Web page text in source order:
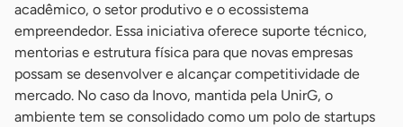
acadêmico, o setor produtivo e o ecossistema
empreendedor. Essa iniciativa oferece suporte técnico,
mentorias e estrutura física para que novas empresas
possam se desenvolver e alcançar competitividade de
mercado. No caso da Inovo, mantida pela UnirG, o
ambiente tem se consolidado como um polo de startups